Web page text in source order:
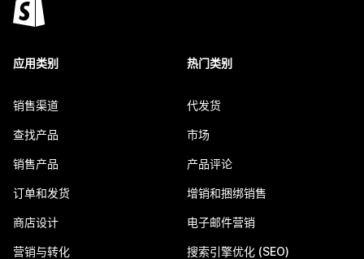
应用类别
销售渠道
查找产品
销售产品
订单和发货
商店设计
营销与转化
热门类别
代发货
市场
产品评论
增销和捆绑销售
电子邮件营销
搜索引擎优化 (SEO)